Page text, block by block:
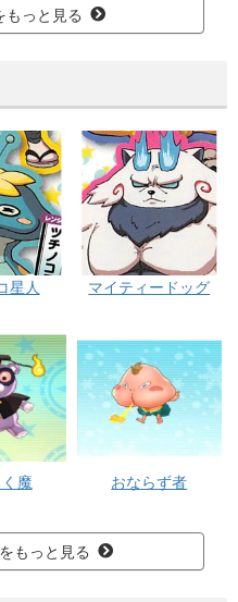
もっと見る
星人 マイティードッグ
魔 おならず者
もっと見る